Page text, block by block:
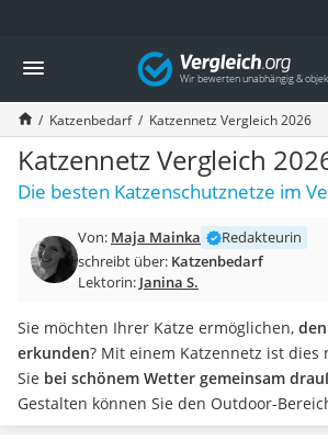
Die beliebtesten Vergleiche nach Kategorie
Drogerie
Inhalator
Haarschneider
Rollator
Braun Rasierer
Katzenklappe (Chip)
Masturbator
Massagepistole
Reisehaartrockner
Eiweißpulver
Magnesiumpräparat
Katzenklappe
Nackenmassagegerät
Vergleich
Katzenbedarf Katzennetz Vergleich 2026
Katzennetz Vergleich
Die besten Katzenschutznetze im
Von: Maja Mainka
Redakteurin
schreibt über: Katzenbedarf
Lektorin: Janina S.
Sie möchten Ihrer Katze ermöglichen,
erkunden? Mit einem Katzennetz ist dies
Sie bei schönem Wetter gemeinsam
Gestalten können Sie den Outdoor-
einem gemütlichenKatzenbett.Online-